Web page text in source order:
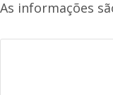
As informações